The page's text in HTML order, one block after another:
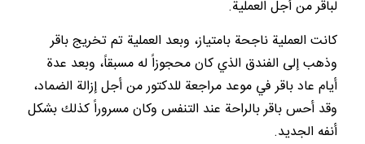
لباقر من أجل العملية.
كانت العملية ناجحة بامتياز، وبعد العملية تم تخريج باقر
وذهب إلى الفندق الذي كان محجوزاً له مسبقاً، وبعد عدة
أيام عاد باقر في موعد مراجعة للدكتور من أجل إزالة الضماد،
وقد أحس باقر بالراحة عند التنفس وكان مسروراً كذلك بشكل
أنفه الجديد.